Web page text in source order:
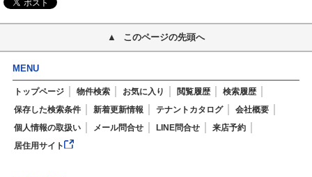
このページの先頭へ
MENU
トップページ 物件検索 お気に入り 閲覧履歴
検索履歴
保存した検索条件
新着更新情報 テナントカタログ
会社概要
個人情報の取扱い
メール問合せ LINE問合せ
来店予約
居住用サイト